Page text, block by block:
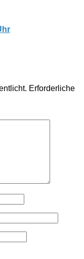
Erforderliche